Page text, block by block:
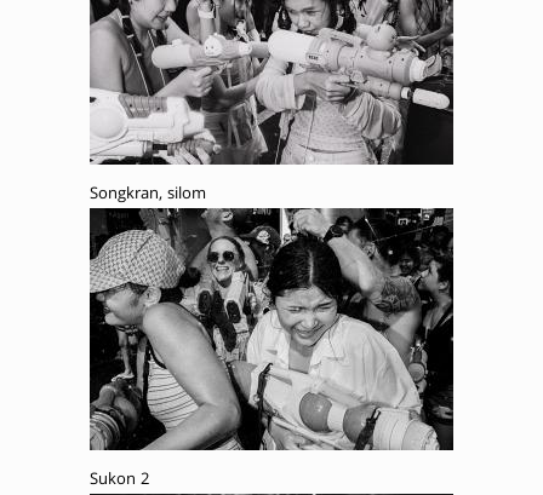
Songkran, silom
Sukon 2